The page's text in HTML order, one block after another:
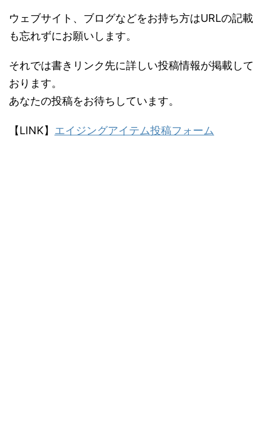
ウェブサイト、ブログなどをお持ち方はURLの記載
も忘れずにお願いします。
それでは書きリンク先に詳しい投稿情報が掲載して
おります。
あなたの投稿をお待ちしています。
【LINK】 エイジングアイテム投稿フォーム